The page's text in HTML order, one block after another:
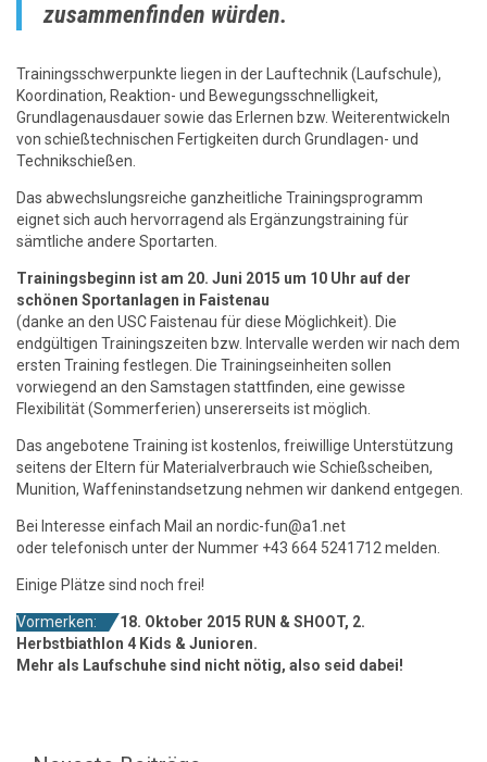
zusammenfinden würden.
Trainingsschwerpunkte liegen in der Lauftechnik (Laufschule),
Koordination, Reaktion- und Bewegungsschnelligkeit,
Grundlagenausdauer sowie das Erlernen bzw. Weiterentwickeln
von schießtechnischen Fertigkeiten durch Grundlagen- und
Technikschießen.
Das abwechslungsreiche ganzheitliche Trainingsprogramm
eignet sich auch hervorragend als Ergänzungstraining für
sämtliche andere Sportarten.
Trainingsbeginn ist am 20. Juni 2015 um 10 Uhr auf der
schönen Sportanlagen in Faistenau
(danke an den USC Faistenau für diese Möglichkeit). Die
endgültigen Trainingszeiten bzw. Intervalle werden wir nach dem
ersten Training festlegen. Die Trainingseinheiten sollen
vorwiegend an den Samstagen stattfinden, eine gewisse
Flexibilität (Sommerferien) unsererseits ist möglich.
Das angebotene Training ist kostenlos, freiwillige Unterstützung
seitens der Eltern für Materialverbrauch wie Schießscheiben,
Munition, Waffeninstandsetzung nehmen wir dankend entgegen.
Bei Interesse einfach Mail an nordic-fun@a1.net
oder telefonisch unter der Nummer +43 664 5241712 melden.
Einige Plätze sind noch frei!
Vormerken:
18. Oktober 2015 RUN & SHOOT, 2.
Herbstbiathlon 4 Kids & Junioren.
Mehr als Laufschuhe sind nicht nötig, also seid dabei!